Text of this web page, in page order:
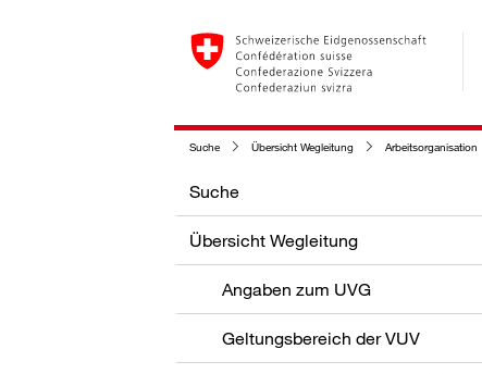
Suche Übersicht Wegleitung Arbeitsorganisation
Suche
Übersicht Wegleitung
Angaben zum UVG
Geltungsbereich der VUV